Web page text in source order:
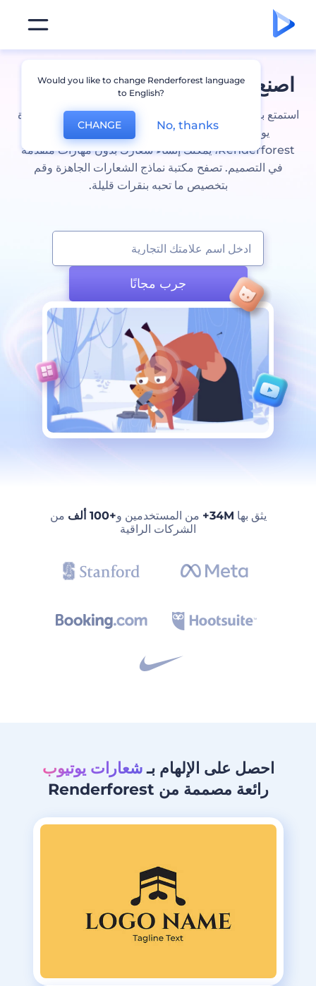
اصنع شعار يوتيوبمميز في دقائق
استمتع بمستوى جديد من التسويق لعلامتك التجارية بشعار قناة
يوتيوب احترافي مع أداة عمل شعارات يوتيوب من
Renderforest، يمكنك إنشاء شعارك بدون مهارات متقدمة
في التصميم. تصفح مكتبة نماذج الشعارات الجاهزة وقم
بتخصيص ما تحبه بنقرات قليلة.
جرب مجانًا
يثق بها 34M+ من المستخدمين و+100 ألف
من
الشركات الراقية
احصل على الإلهام بـشعارات يوتيوب
رائعة مصممة من Renderforest
Would you like to change Renderforest language
to English?
CHANGE No, thanks